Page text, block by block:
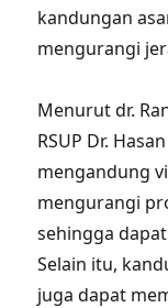
kandungan
mengurangi
Menurut dr.
RSUP Dr.
mengandung
mengurangi
sehingga
Selain itu,
juga dapat